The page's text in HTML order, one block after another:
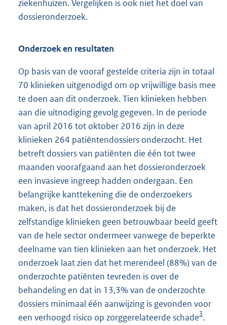
ziekenhuizen. Vergelijken is ook niet het doel van
dossieronderzoek.
Onderzoek en resultaten
Op basis van de vooraf gestelde criteria zijn in totaal
70 klinieken uitgenodigd om op vrijwillige basis mee
te doen aan dit onderzoek. Tien klinieken hebben
aan die uitnodiging gevolg gegeven. In de periode
van april 2016 tot oktober 2016 zijn in deze
klinieken 264 patiëntendossiers onderzocht. Het
betreft dossiers van patiënten die één tot twee
maanden voorafgaand aan het dossieronderzoek
een invasieve ingreep hadden ondergaan. Een
belangrijke kanttekening die de onderzoekers
maken, is dat het dossieronderzoek bij de
zelfstandige klinieken geen betrouwbaar beeld geeft
van de hele sector ondermeer vanwege de beperkte
deelname van tien klinieken aan het onderzoek. Het
onderzoek laat zien dat het merendeel (88%) van de
onderzochte patiënten tevreden is over de
behandeling en dat in 13,3% van de onderzochte
dossiers minimaal één aanwijzing is gevonden voor
een verhoogd risico op zorggerelateerde schade3.